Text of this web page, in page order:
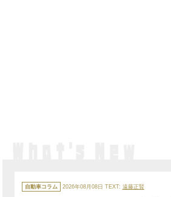
テ
ゴ
自動車コラム 2026年08月08日 TEXT: 遠藤正賢